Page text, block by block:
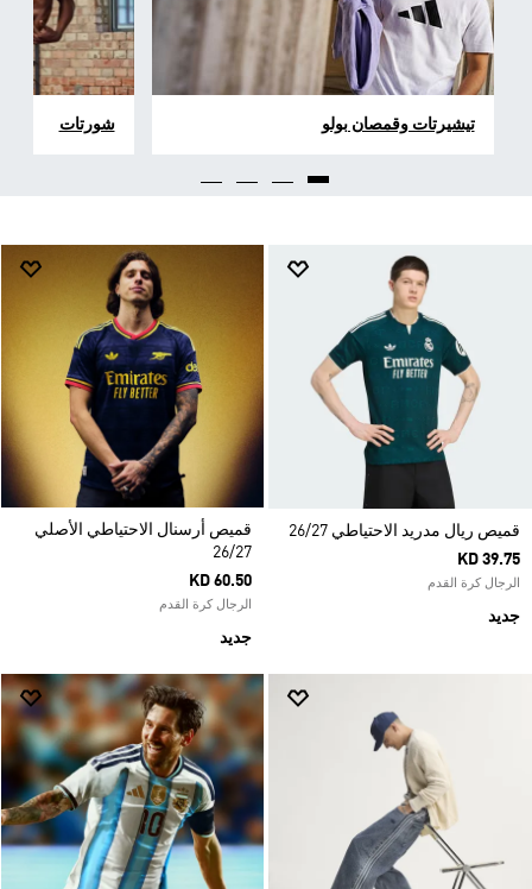
تيشيرتات وقمصان بولو شورتات
قميص ريال مدريد الاحتياطي 26/27
KD 39.75
الرجال كرة القدم
جديد
قميص أرسنال الاحتياطي الأصلي
26/27
KD 60.50
الرجال كرة القدم
جديد